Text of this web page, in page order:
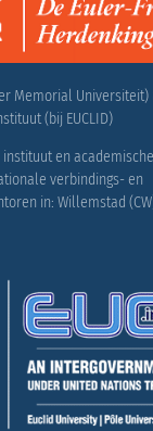
Memorial
(bij EUCLID)
instituut en
verbindings- en
in: Willemstad